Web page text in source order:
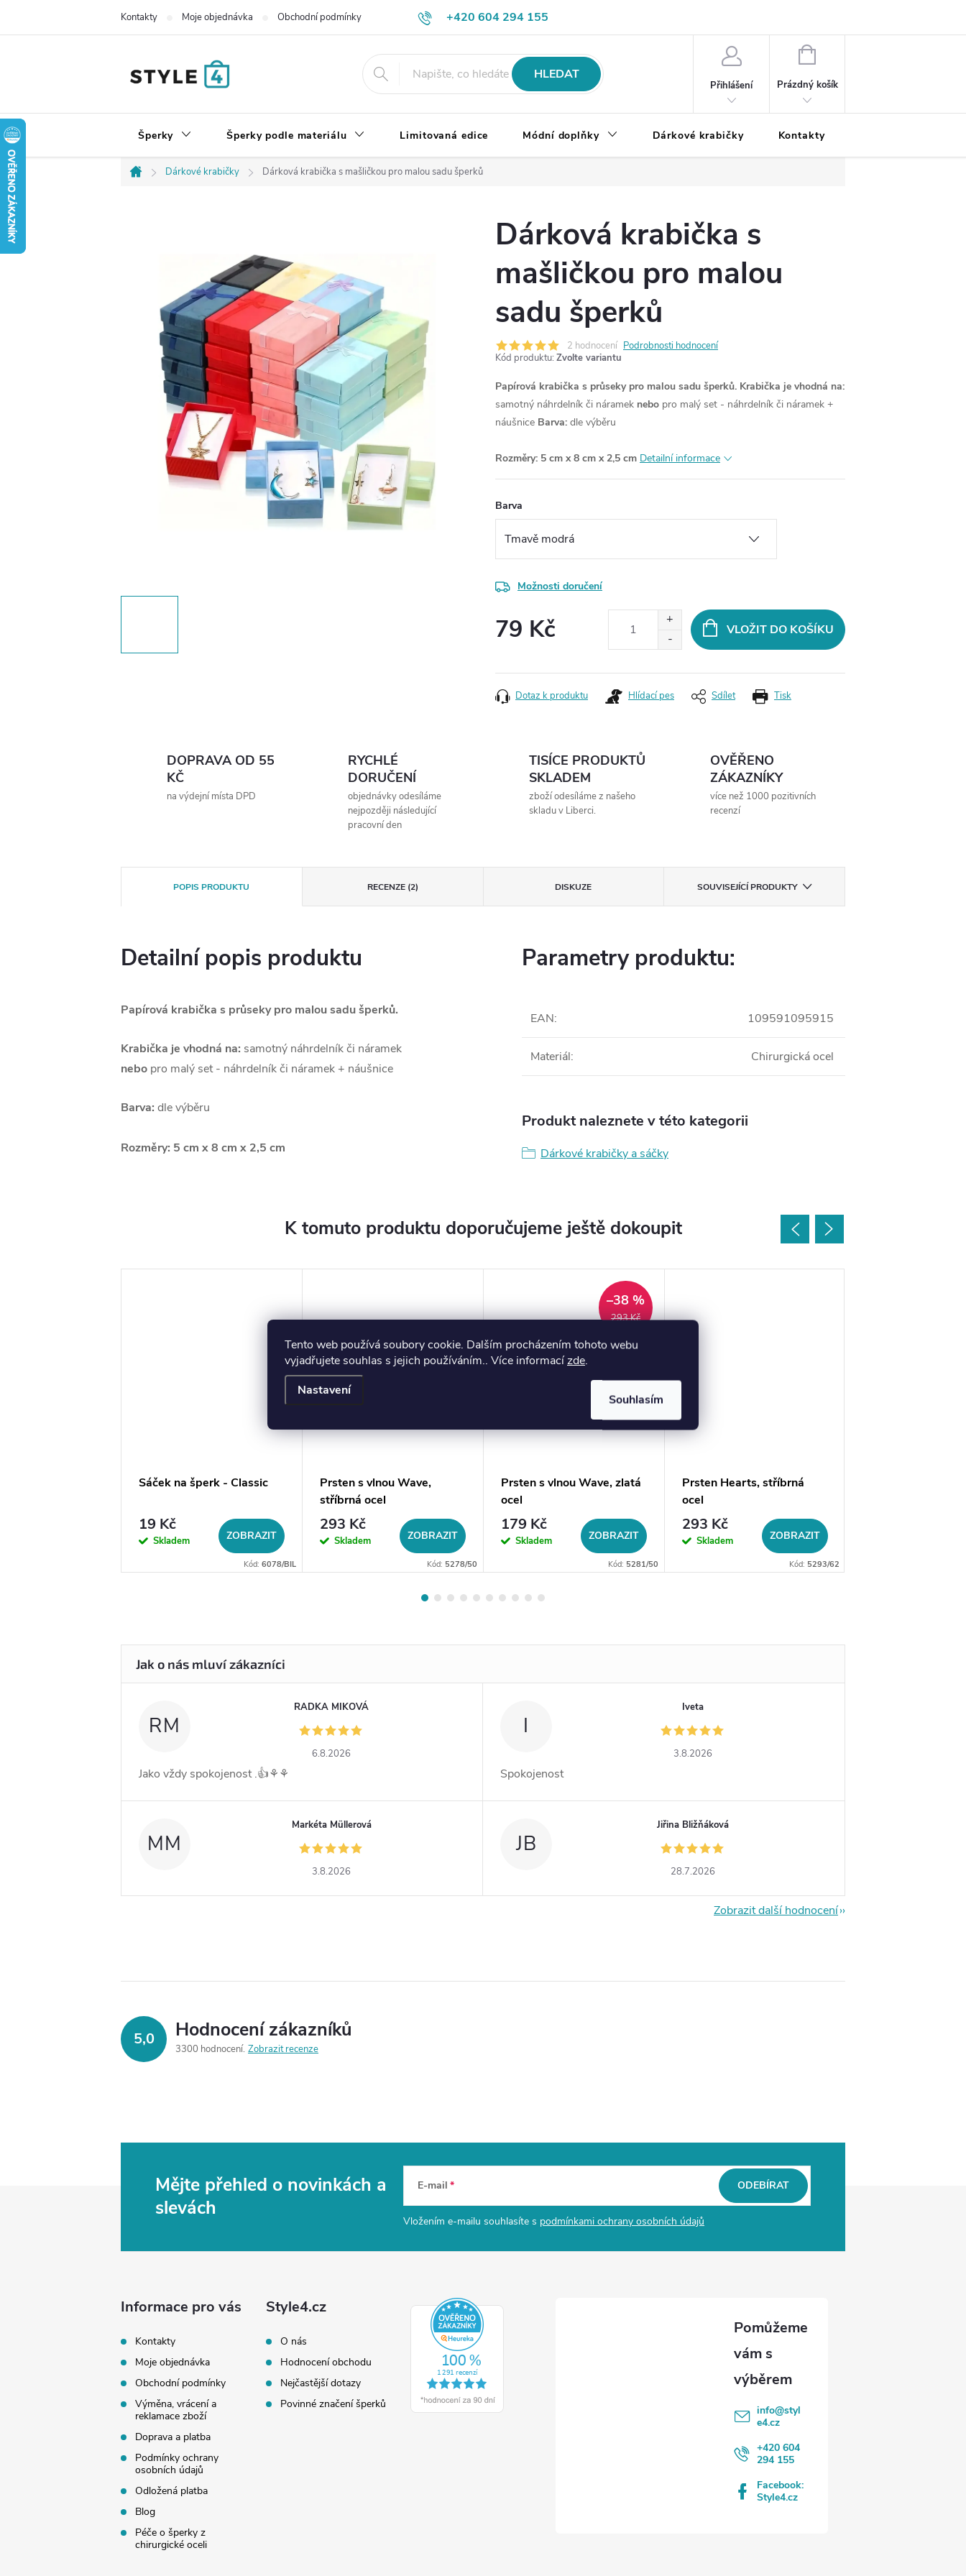
Tento web používá soubory cookie. Dalším procházením tohoto webu
vyjadřujete souhlas s jejich používáním.. Více informacízde.
Nastavení
Souhlasím
+420 604 294 155
Kontakty Moje objednávka Obchodní podmínky Výměna, vrácení a reklamace zboží
HLEDAT
Přihlášení
NÁKUPNÍ
Prázdný košík
Šperky Šperky podle materiálu Limitovaná edice Módní doplňky Dárkové krabičky Kontakty
Domů
Dárkové krabičky Dárková krabička s mašličkou pro malou sadu šperků
Dárková krabička s
mašličkou pro malou
sadu šperků
2 hodnocení Podrobnosti hodnocení
Kód produktu: Zvolte variantu
Papírová krabička s průseky pro malou sadu šperků. Krabička je vhodná na:
samotný náhrdelník či náramek nebo pro malý set - náhrdelník či náramek +
náušnice Barva: dle výběru
Rozměry: 5 cm x 8 cm x 2,5 cm Detailní informace
Barva
Možnosti doručení
79 Kč VLOŽIT DO KOŠÍKU
Tisk
Dotaz k produktu Hlídací pes Sdílet
DOPRAVA OD 55
KČ
na výdejní místa DPD
RYCHLÉ
DORUČENÍ
objednávky odesíláme
nejpozději následující
pracovní den
TISÍCE PRODUKTŮ
SKLADEM
zboží odesíláme z našeho
skladu v Liberci.
OVĚŘENO
ZÁKAZNÍKY
více než 1000 pozitivních
recenzí
POPIS PRODUKTU RECENZE (2) DISKUZE SOUVISEJÍCÍ PRODUKTY
Detailní popis produktu
Papírová krabička s průseky pro malou sadu šperků.
Krabička je vhodná na: samotný náhrdelník či náramek
nebo pro malý set - náhrdelník či náramek + náušnice
Barva: dle výběru
Rozměry: 5 cm x 8 cm x 2,5 cm
Parametry produktu:
EAN: 109591095915
Materiál: Chirurgická ocel
Produkt naleznete v této kategorii
Dárkové krabičky a sáčky
K tomuto produktu doporučujeme ještě dokoupit
Sáček na šperk - Classic
19 Kč
Skladem ZOBRAZIT
Kód: 6078/BIL
Prsten s vlnou Wave,
stříbrná ocel
293 Kč
Skladem ZOBRAZIT
Kód: 5278/50
293 Kč
–38 %
Prsten s vlnou Wave, zlatá
ocel
179 Kč
Skladem ZOBRAZIT
Kód: 5281/50
Prsten Hearts, stříbrná
ocel
293 Kč
Skladem ZOBRAZIT
Kód: 5293/62
RM
RADKA MIKOVÁ
6.8.2026
Jako vždy spokojenost .👍⚘️⚘️
I
Iveta
3.8.2026
Spokojenost
MM
Markéta Müllerová
3.8.2026
JB
Jiřina Bližňáková
28.7.2026
Zobrazit další hodnocení
5,0 Hodnocení zákazníků
3300 hodnocení Zobrazit recenze
Mějte přehled o novinkách a
slevách
E-mail
Vložením e-mailu souhlasíte s podmínkami ochrany osobních údajů
ODEBÍRAT
Informace pro vás
Kontakty
Moje objednávka
Obchodní podmínky
Výměna, vrácení a
reklamace zboží
Doprava a platba
Podmínky ochrany
osobních údajů
Odložená platba
Blog
Péče o šperky z
chirurgické oceli
Style4.cz
O nás
Hodnocení obchodu
Nejčastější dotazy
Povinné značení šperků
info@styl
e4.cz
+420 604
294 155
Facebook:
Style4.cz